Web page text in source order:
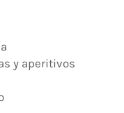
y aperitivos